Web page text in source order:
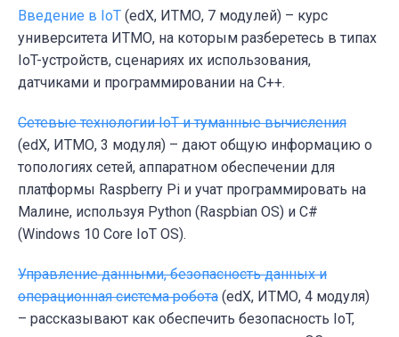
Введение в IoT (edX, ИТМО, 7 модулей) – курс
университета ИТМО, на которым разберетесь в типах
IoT-устройств, сценариях их использования,
датчиками и программировании на C++.
Сетевые технологии IoT и туманные вычисления
(edX, ИТМО, 3 модуля) – дают общую информацию о
топологиях сетей, аппаратном обеспечении для
платформы Raspberry Pi и учат программировать на
Малине, используя Python (Raspbian OS) и С#
(Windows 10 Core IoT OS).
Управление данными, безопасность данных и
операционная система робота (edX, ИТМО, 4 модуля)
– рассказывают как обеспечить безопасность IoT,